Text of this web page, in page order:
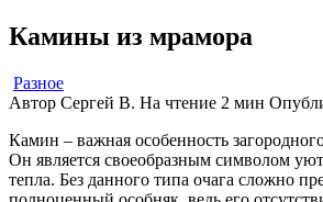
Камины из мрамора
Разное
Автор Сергей В. На чтение 2 мин
Камин – важная особенность
Он является своеобразным символом
тепла. Без данного типа очага сложно